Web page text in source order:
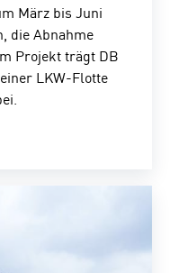
März bis Juni
die Abnahme
Projekt trägt DB
LKW-Flotte